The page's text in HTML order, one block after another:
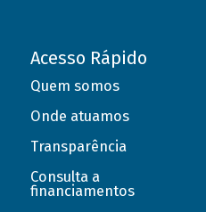
Acesso Rápido
Quem somos
Onde atuamos
Transparência
Consulta a
financiamentos